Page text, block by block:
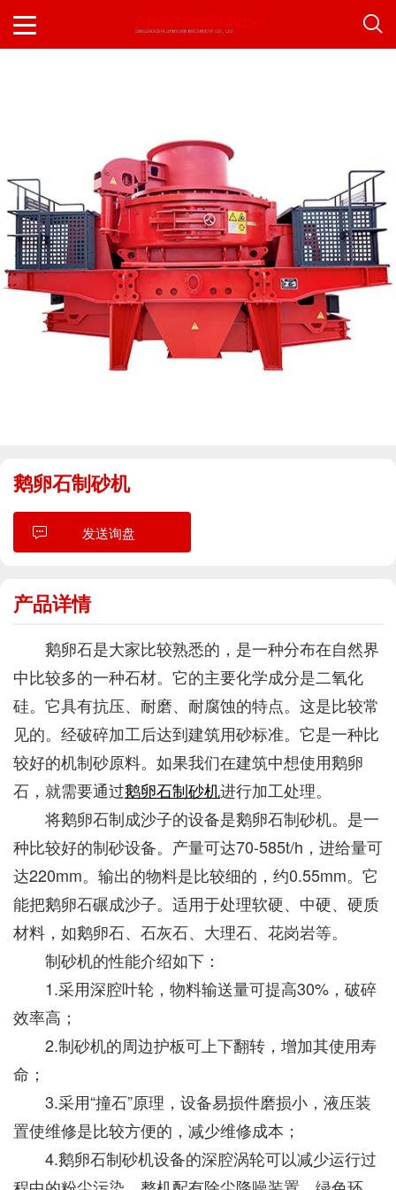
鹅卵石制砂机
发送询盘
产品详情
鹅卵石是大家比较熟悉的，是一种分布在自然界
中比较多的一种石材。它的主要化学成分是二氧化
硅。它具有抗压、耐磨、耐腐蚀的特点。这是比较常
见的。经破碎加工后达到建筑用砂标准。它是一种比
较好的机制砂原料。如果我们在建筑中想使用鹅卵
石，就需要通过鹅卵石制砂机进行加工处理。
将鹅卵石制成沙子的设备是鹅卵石制砂机。是一
种比较好的制砂设备。产量可达70-585t/h，进给量可
达220mm。输出的物料是比较细的，约0.55mm。它
能把鹅卵石碾成沙子。适用于处理软硬、中硬、硬质
材料，如鹅卵石、石灰石、大理石、花岗岩等。
制砂机的性能介绍如下：
1.采用深腔叶轮，物料输送量可提高30%，破碎
效率高；
2.制砂机的周边护板可上下翻转，增加其使用寿
命；
3.采用“撞石”原理，设备易损件磨损小，液压装
置使维修是比较方便的，减少维修成本；
4.鹅卵石制砂机设备的深腔涡轮可以减少运行过